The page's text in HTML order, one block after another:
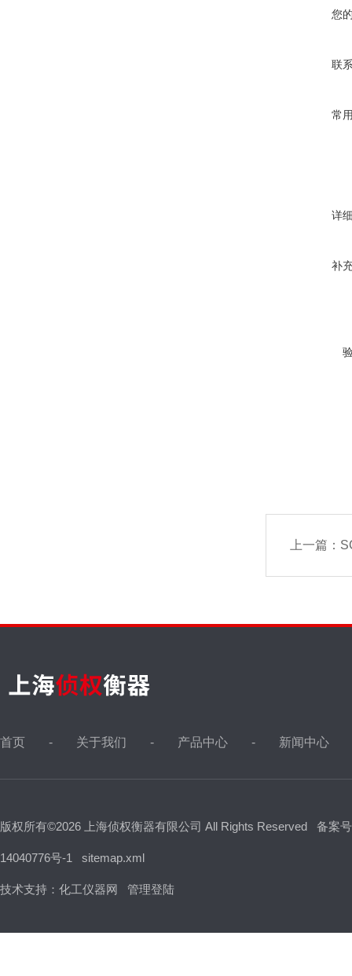
您
联
常
详
补
上一篇：
首页 关于我们 产品中心 新闻中心
版权所有©2026 上海侦权衡器有限公司 All Rights Reserved 备案
14040776号-1 sitemap.xml
技术支持： 化工仪器网 管理登陆